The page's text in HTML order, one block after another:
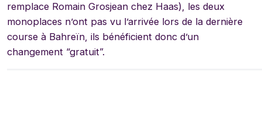
remplace Romain Grosjean chez Haas), les deux
monoplaces n’ont pas vu l’arrivée lors de la dernière
course à Bahreïn, ils bénéficient donc d’un
changement “gratuit”.